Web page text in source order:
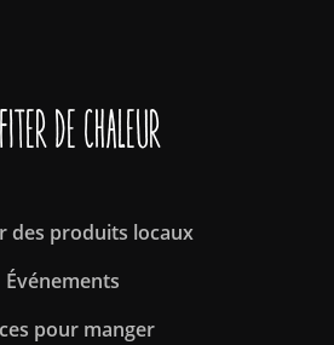
de Chaleur
des produits locaux
Événements
pour manger